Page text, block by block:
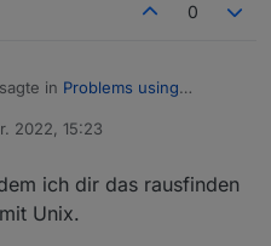
0
sagte in Problems using
an /media/data aus,
2022, 15:23
ich dir das rausfinden
Unix.